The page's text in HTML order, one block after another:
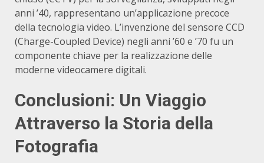
anni ’40, rappresentano un’applicazione precoce
della tecnologia video. L’invenzione del sensore CCD
(Charge-Coupled Device) negli anni ’60 e ’70 fu un
componente chiave per la realizzazione delle
moderne videocamere digitali.
Conclusioni: Un Viaggio
Attraverso la Storia della
Fotografia